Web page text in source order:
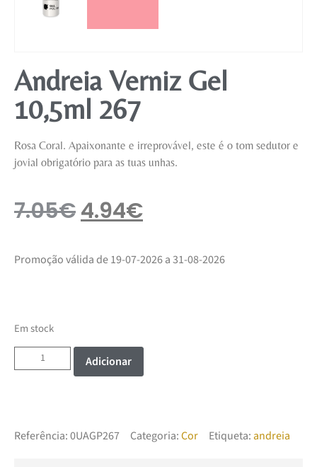
Andreia Verniz Gel
10,5ml 267
Rosa Coral. Apaixonante e irreprovável, este é o tom sedutor e
jovial obrigatório para as tuas unhas.
7.05€4.94€
Promoção válida de 19-07-2026 a 31-08-2026
Em stock
Adicionar
Referência:0UAGP267 Categoria:Cor Etiqueta:andreia